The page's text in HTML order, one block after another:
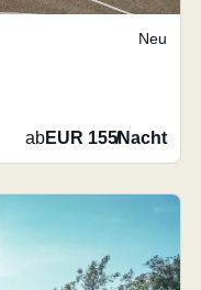
Neu
abEUR 155/Nacht